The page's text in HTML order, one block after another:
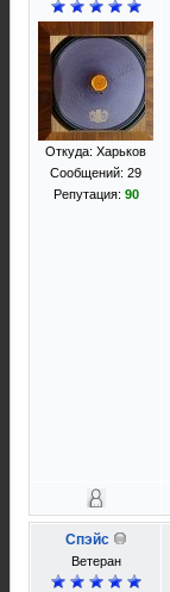
Откуда: Харьков
Сообщений: 29
Репутация: 90
Спэйс
Ветеран